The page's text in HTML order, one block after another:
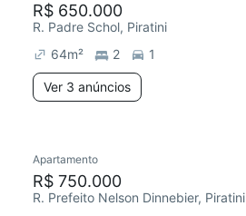
R$ 650.000
R. Padre Schol, Piratini
64m² 2 1
Ver 3 anúncios
Chegou este mês
Apartamento
R$ 750.000
R. Prefeito Nelson Dinnebier, Piratini